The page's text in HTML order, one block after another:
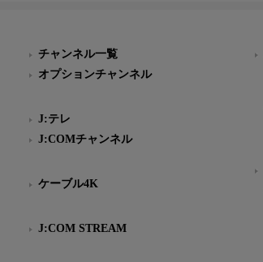
チャンネル一覧
オプションチャンネル
J:テレ
J:COMチャンネル
ケーブル4K
J:COM STREAM